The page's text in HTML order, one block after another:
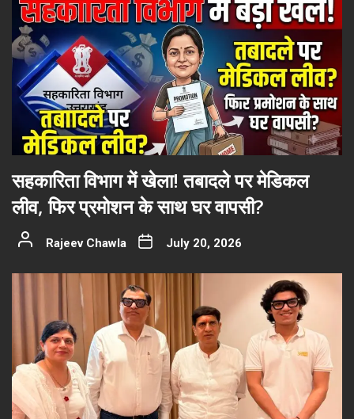
सहकारिता विभाग में खेला! तबादले पर मेडिकल
लीव, फिर प्रमोशन के साथ घर वापसी?
Rajeev Chawla July 20, 2026